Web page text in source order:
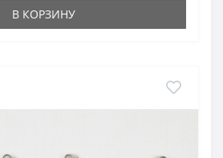
В КОРЗИНУ